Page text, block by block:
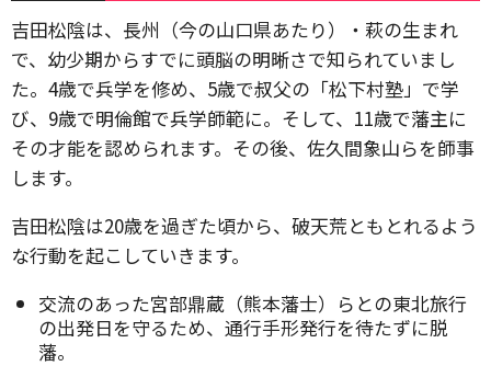
吉田松陰は、長州（今の山口県あたり）・萩の生まれ
で、幼少期からすでに頭脳の明晰さで知られていまし
た。4歳で兵学を修め、5歳で叔父の「松下村塾」で学
び、9歳で明倫館で兵学師範に。そして、11歳で藩主に
その才能を認められます。その後、佐久間象山らを師事
します。
吉田松陰は20歳を過ぎた頃から、破天荒ともとれるよう
な行動を起こしていきます。
交流のあった宮部鼎蔵（熊本藩士）らとの東北旅行
の出発日を守るため、通行手形発行を待たずに脱
藩。